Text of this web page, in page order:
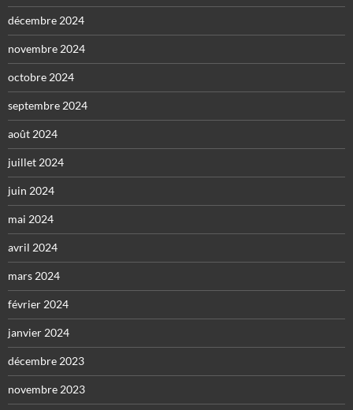
décembre 2024
novembre 2024
octobre 2024
septembre 2024
août 2024
juillet 2024
juin 2024
mai 2024
avril 2024
mars 2024
février 2024
janvier 2024
décembre 2023
novembre 2023